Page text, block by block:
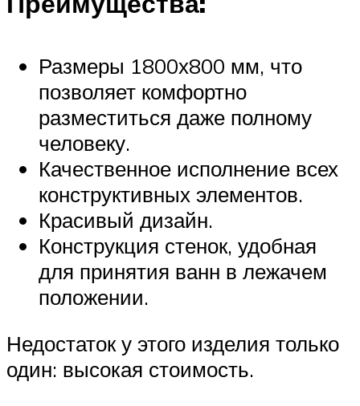
Размеры 1800х800 мм, что
позволяет комфортно
разместиться даже полному
человеку.
Качественное исполнение всех
конструктивных элементов.
Красивый дизайн.
Конструкция стенок, удобная
для принятия ванн в лежачем
положении.
Недостаток у этого изделия только
один: высокая стоимость.